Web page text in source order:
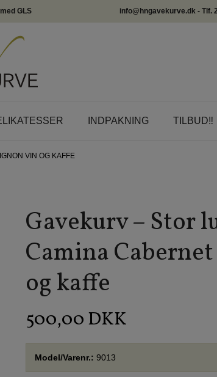
GLS info@hngavekurve.dk - Tlf.
INDPAKNING TILBUD‼️
VIN OG KAFFE
Gavekurv – Stor
Camina
og kaffe
500,00 DKK
Model/Varenr.: 9013